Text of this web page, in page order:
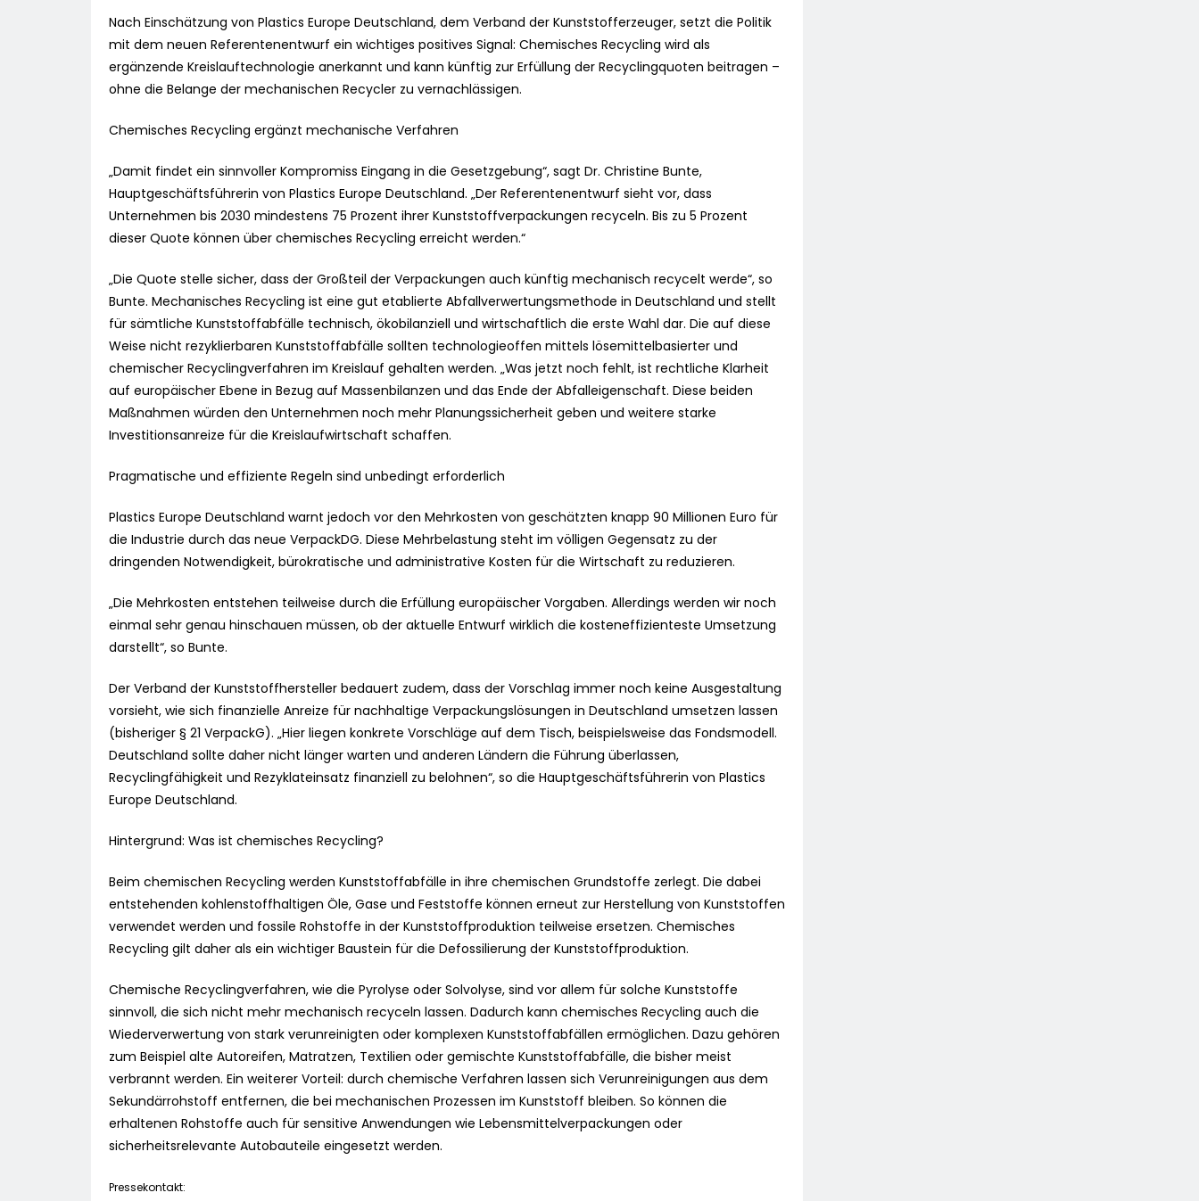
Nach Einschätzung von Plastics Europe Deutschland, dem Verband der Kunststofferzeuger, setzt die Politik
mit dem neuen Referentenentwurf ein wichtiges positives Signal: Chemisches Recycling wird als
ergänzende Kreislauftechnologie anerkannt und kann künftig zur Erfüllung der Recyclingquoten beitragen –
ohne die Belange der mechanischen Recycler zu vernachlässigen.
Chemisches Recycling ergänzt mechanische Verfahren
„Damit findet ein sinnvoller Kompromiss Eingang in die Gesetzgebung“, sagt Dr. Christine Bunte,
Hauptgeschäftsführerin von Plastics Europe Deutschland. „Der Referentenentwurf sieht vor, dass
Unternehmen bis 2030 mindestens 75 Prozent ihrer Kunststoffverpackungen recyceln. Bis zu 5 Prozent
dieser Quote können über chemisches Recycling erreicht werden.“
„Die Quote stelle sicher, dass der Großteil der Verpackungen auch künftig mechanisch recycelt werde“, so
Bunte. Mechanisches Recycling ist eine gut etablierte Abfallverwertungsmethode in Deutschland und stellt
für sämtliche Kunststoffabfälle technisch, ökobilanziell und wirtschaftlich die erste Wahl dar. Die auf diese
Weise nicht rezyklierbaren Kunststoffabfälle sollten technologieoffen mittels lösemittelbasierter und
chemischer Recyclingverfahren im Kreislauf gehalten werden. „Was jetzt noch fehlt, ist rechtliche Klarheit
auf europäischer Ebene in Bezug auf Massenbilanzen und das Ende der Abfalleigenschaft. Diese beiden
Maßnahmen würden den Unternehmen noch mehr Planungssicherheit geben und weitere starke
Investitionsanreize für die Kreislaufwirtschaft schaffen.
Pragmatische und effiziente Regeln sind unbedingt erforderlich
Plastics Europe Deutschland warnt jedoch vor den Mehrkosten von geschätzten knapp 90 Millionen Euro für
die Industrie durch das neue VerpackDG. Diese Mehrbelastung steht im völligen Gegensatz zu der
dringenden Notwendigkeit, bürokratische und administrative Kosten für die Wirtschaft zu reduzieren.
„Die Mehrkosten entstehen teilweise durch die Erfüllung europäischer Vorgaben. Allerdings werden wir noch
einmal sehr genau hinschauen müssen, ob der aktuelle Entwurf wirklich die kosteneffizienteste Umsetzung
darstellt“, so Bunte.
Der Verband der Kunststoffhersteller bedauert zudem, dass der Vorschlag immer noch keine Ausgestaltung
vorsieht, wie sich finanzielle Anreize für nachhaltige Verpackungslösungen in Deutschland umsetzen lassen
(bisheriger § 21 VerpackG). „Hier liegen konkrete Vorschläge auf dem Tisch, beispielsweise das Fondsmodell.
Deutschland sollte daher nicht länger warten und anderen Ländern die Führung überlassen,
Recyclingfähigkeit und Rezyklateinsatz finanziell zu belohnen“, so die Hauptgeschäftsführerin von Plastics
Europe Deutschland.
Hintergrund: Was ist chemisches Recycling?
Beim chemischen Recycling werden Kunststoffabfälle in ihre chemischen Grundstoffe zerlegt. Die dabei
entstehenden kohlenstoffhaltigen Öle, Gase und Feststoffe können erneut zur Herstellung von Kunststoffen
verwendet werden und fossile Rohstoffe in der Kunststoffproduktion teilweise ersetzen. Chemisches
Recycling gilt daher als ein wichtiger Baustein für die Defossilierung der Kunststoffproduktion.
Chemische Recyclingverfahren, wie die Pyrolyse oder Solvolyse, sind vor allem für solche Kunststoffe
sinnvoll, die sich nicht mehr mechanisch recyceln lassen. Dadurch kann chemisches Recycling auch die
Wiederverwertung von stark verunreinigten oder komplexen Kunststoffabfällen ermöglichen. Dazu gehören
zum Beispiel alte Autoreifen, Matratzen, Textilien oder gemischte Kunststoffabfälle, die bisher meist
verbrannt werden. Ein weiterer Vorteil: durch chemische Verfahren lassen sich Verunreinigungen aus dem
Sekundärrohstoff entfernen, die bei mechanischen Prozessen im Kunststoff bleiben. So können die
erhaltenen Rohstoffe auch für sensitive Anwendungen wie Lebensmittelverpackungen oder
sicherheitsrelevante Autobauteile eingesetzt werden.
Pressekontakt: